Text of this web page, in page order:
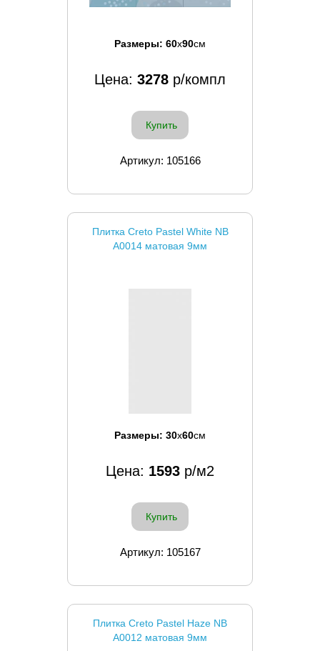
Размеры: 60x90см
Цена: 3278 р/компл
Купить
Артикул: 105166
Плитка Creto Pastel White NB
A0014 матовая 9мм
Размеры: 30x60см
Цена: 1593 р/м2
Купить
Артикул: 105167
Плитка Creto Pastel Haze NB
A0012 матовая 9мм